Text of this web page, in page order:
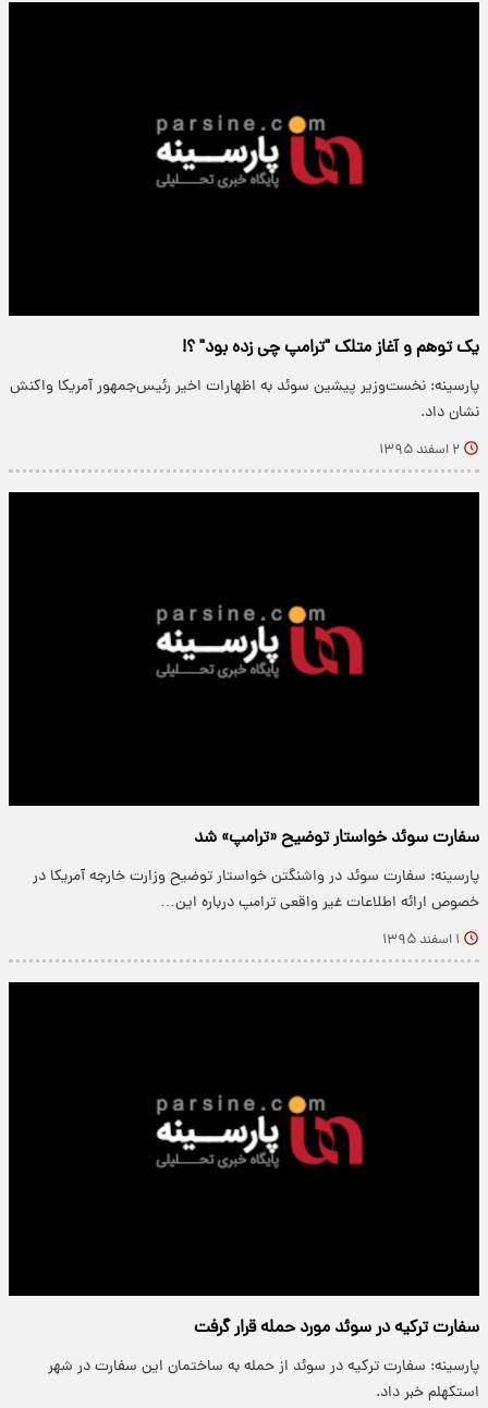
یک توهم و آغاز متلک "ترامپ چی زده بود" ؟!
پارسینه: نخست‌وزیر پیشین سوئد به اظهارات اخیر رئیس‌جمهور آمریکا واکنش
نشان داد.
۲ اسفند ۱۳۹۵
سفارت سوئد خواستار توضیح «ترامپ» شد
پارسینه: سفارت سوئد در واشنگتن خواستار توضیح وزارت خارجه آمریکا در
خصوص ارائه اطلاعات غیر واقعی ترامپ درباره این…
۱ اسفند ۱۳۹۵
سفارت ترکیه در سوئد مورد حمله قرار گرفت
پارسینه: سفارت ترکیه در سوئد از حمله به ساختمان این سفارت در شهر
استکهلم خبر داد.